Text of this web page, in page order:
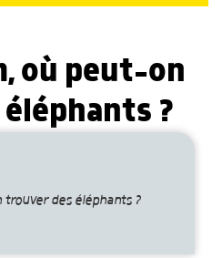
où peut-on
?
trouver des éléphants ?